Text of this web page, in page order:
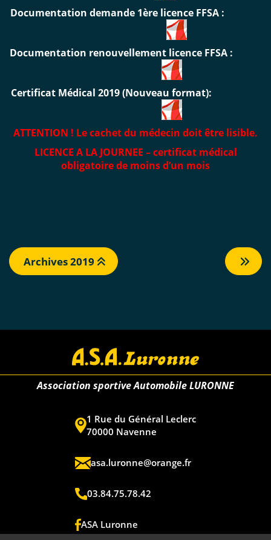
Documentation demande 1ère licence FFSA :
Documentation renouvellement licence FFSA :
Certificat Médical 2019 (Nouveau format):
ATTENTION ! Le cachet du médecin doit être lisible.
LICENCE A LA JOURNEE – certificat médical
obligatoire de moins d’un mois
Archives 2019
Association sportive Automobile LURONNE
1 Rue du Général Leclerc
70000 Navenne
asa.luronne@orange.fr
03.84.75.78.42
ASA Luronne